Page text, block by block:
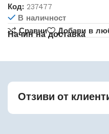
Код:237477
В наличност
Сравни
Добави в
Начин на доставка
Отзиви от